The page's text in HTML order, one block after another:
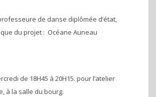
de danse diplômée d’état,
du projet : Océane Auneau
de 18H45 à 20H15. pour l’atelier
à la salle du bourg.